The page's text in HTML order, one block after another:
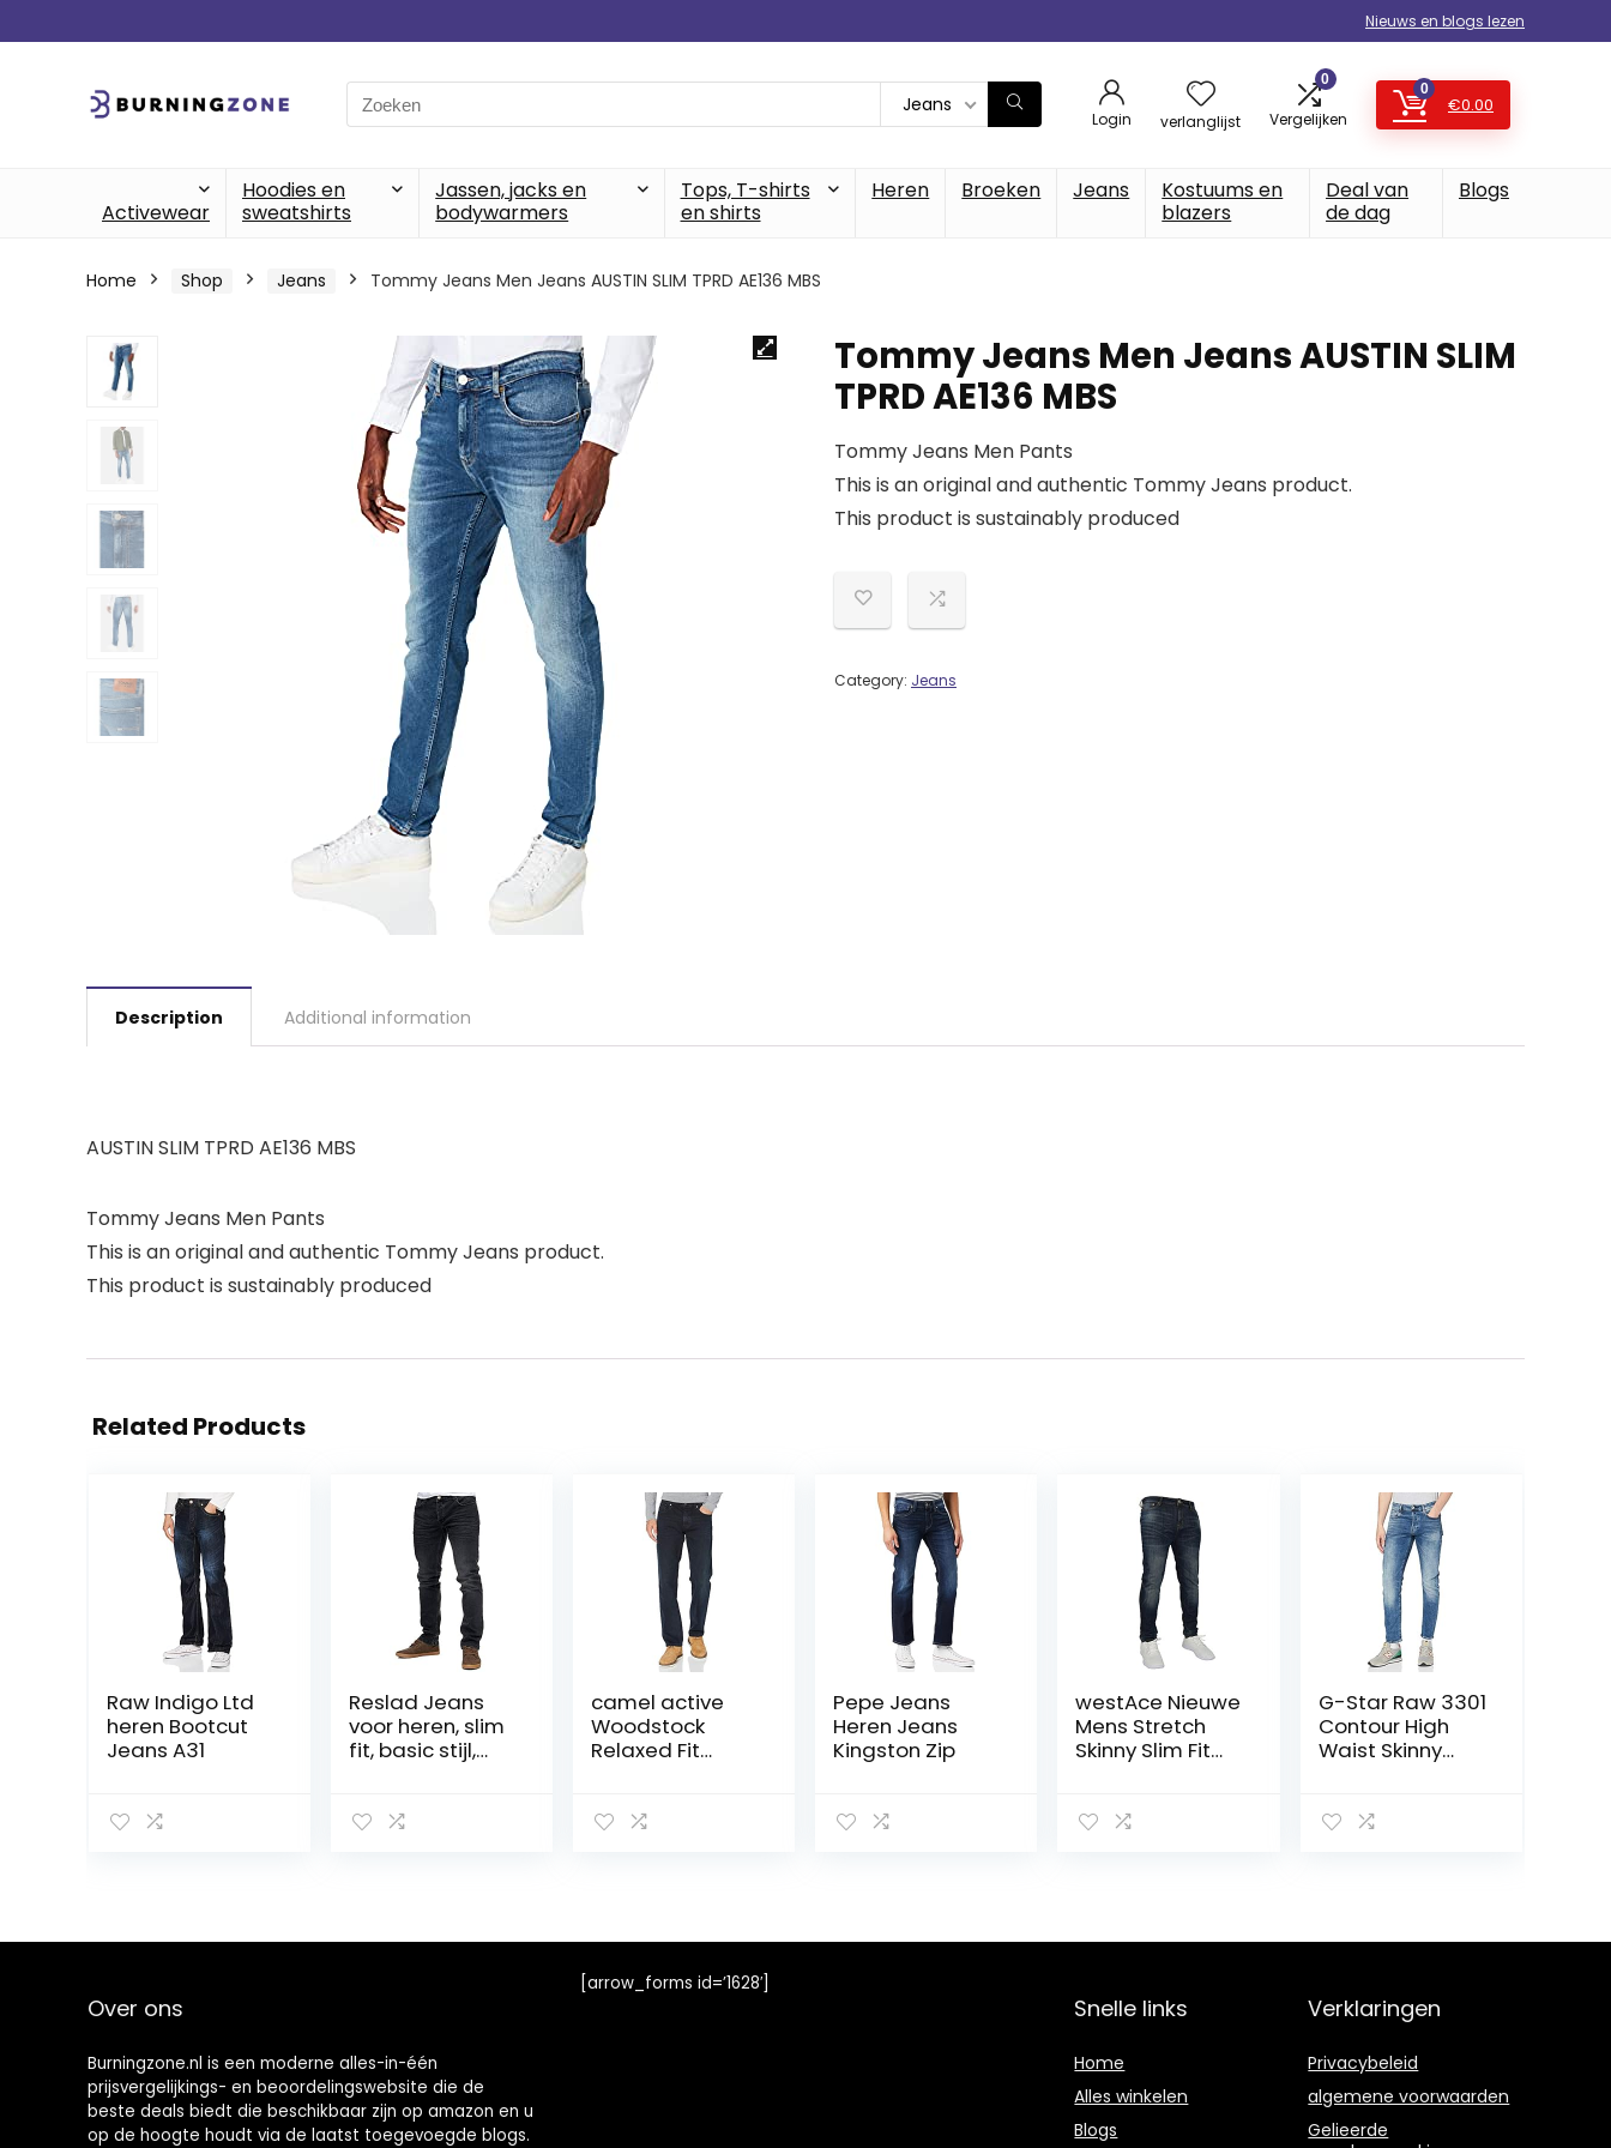
Nieuws en blogs lezen
Search
for:
Jeans
Login verlanglijst
0
Vergelijken
0
€0.00
Activewear
Hoodies en
sweatshirts
Jassen, jacks en
bodywarmers
Tops, T-shirts
en shirts
Heren Broeken Jeans
Kostuums en
blazers
Deal van
de dag
Blogs
Home Shop Jeans Tommy Jeans Men Jeans AUSTIN SLIM TPRD AE136 MBS
Tommy Jeans Men Jeans AUSTIN SLIM
TPRD AE136 MBS
Tommy Jeans Men Pants
This is an original and authentic Tommy Jeans product.
This product is sustainably produced
Category: Jeans
Description Additional information
AUSTIN SLIM TPRD AE136 MBS
Tommy Jeans Men Pants
This is an original and authentic Tommy Jeans product.
This product is sustainably produced
Related Products
Raw Indigo Ltd
heren Bootcut
Jeans A31
Reslad Jeans
voor heren, slim
fit, basic stijl,
camel active
Woodstock
Relaxed Fit
donkerblauw
Pepe Jeans
Heren Jeans
Kingston Zip
westAce Nieuwe
Mens Stretch
Skinny Slim Fit
98% Katoen &
G-Star Raw 3301
Contour High
Waist Skinny
Over ons
Burningzone.nl is een moderne alles-in-één
prijsvergelijkings- en beoordelingswebsite die de
beste deals biedt die beschikbaar zijn op amazon en u
op de hoogte houdt via de laatst toegevoegde blogs.
[arrow_forms id=’1628′]
Snelle links
Home
Alles winkelen
Blogs
Verklaringen
Privacybeleid
algemene voorwaarden
Gelieerde